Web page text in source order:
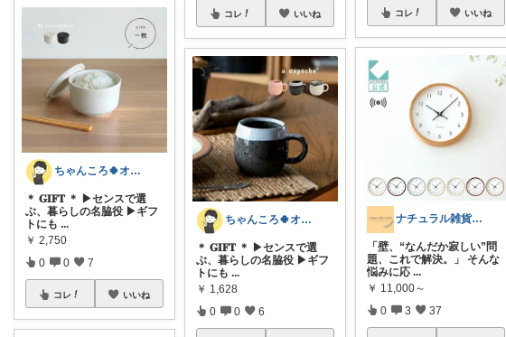
ちゃんころ🍀オリ写/インテリア/キッズ
＊ 𝐆𝐈𝐅𝐓 ＊ ▶センスで選
ぶ、暮らしの名脇役 ▶ギフ
トにも ...
￥ 2,750
0 0 7
コレ いいね
コレ いいね
ちゃんころ🍀オリ写/インテリア/キッズ
＊ 𝐆𝐈𝐅𝐓 ＊ ▶センスで選
ぶ、暮らしの名脇役 ▶ギフ
トにも ...
￥ 1,628
0 0 6
コレ いいね
ナチュラル雑貨とカフェ空間 ☕️
「壁、“なんだか寂しい”問
題、これで解決。」 そんな
悩みに応 ...
￥ 11,000～
0 3 37